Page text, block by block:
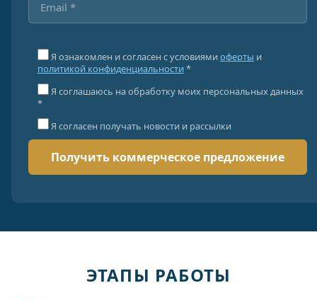
Я ознакомлен и согласен с условиями оферты и
политикой конфиденциальности *
Я соглашаюсь на обработку моих персональных данных
*
Я согласен получать новости и рассылки
ЭТАПЫ РАБОТЫ